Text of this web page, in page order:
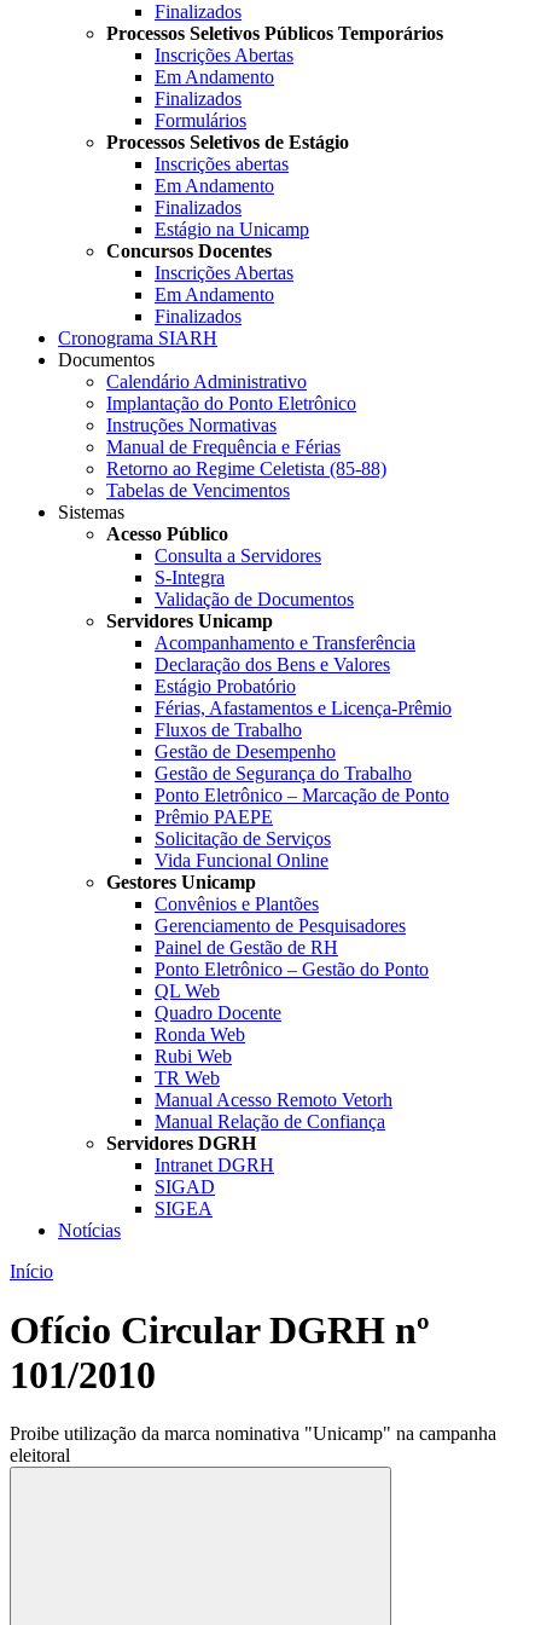
Finalizados
Processos Seletivos Públicos Temporários
Inscrições Abertas
Em Andamento
Finalizados
Formulários
Processos Seletivos de Estágio
Inscrições abertas
Em Andamento
Finalizados
Estágio na Unicamp
Concursos Docentes
Inscrições Abertas
Em Andamento
Finalizados
Cronograma SIARH
Documentos
Calendário Administrativo
Implantação do Ponto Eletrônico
Instruções Normativas
Manual de Frequência e Férias
Retorno ao Regime Celetista (85-88)
Tabelas de Vencimentos
Sistemas
Acesso Público
Consulta a Servidores
S-Integra
Validação de Documentos
Servidores Unicamp
Acompanhamento e Transferência
Declaração dos Bens e Valores
Estágio Probatório
Férias, Afastamentos e Licença-Prêmio
Fluxos de Trabalho
Gestão de Desempenho
Gestão de Segurança do Trabalho
Ponto Eletrônico – Marcação de Ponto
Prêmio PAEPE
Solicitação de Serviços
Vida Funcional Online
Gestores Unicamp
Convênios e Plantões
Gerenciamento de Pesquisadores
Painel de Gestão de RH
Ponto Eletrônico – Gestão do Ponto
QL Web
Quadro Docente
Ronda Web
Rubi Web
TR Web
Manual Acesso Remoto Vetorh
Manual Relação de Confiança
Servidores DGRH
Intranet DGRH
SIGAD
SIGEA
Notícias
Início
Ofício Circular DGRH nº
101/2010
Proibe utilização da marca nominativa "Unicamp" na campanha
eleitoral